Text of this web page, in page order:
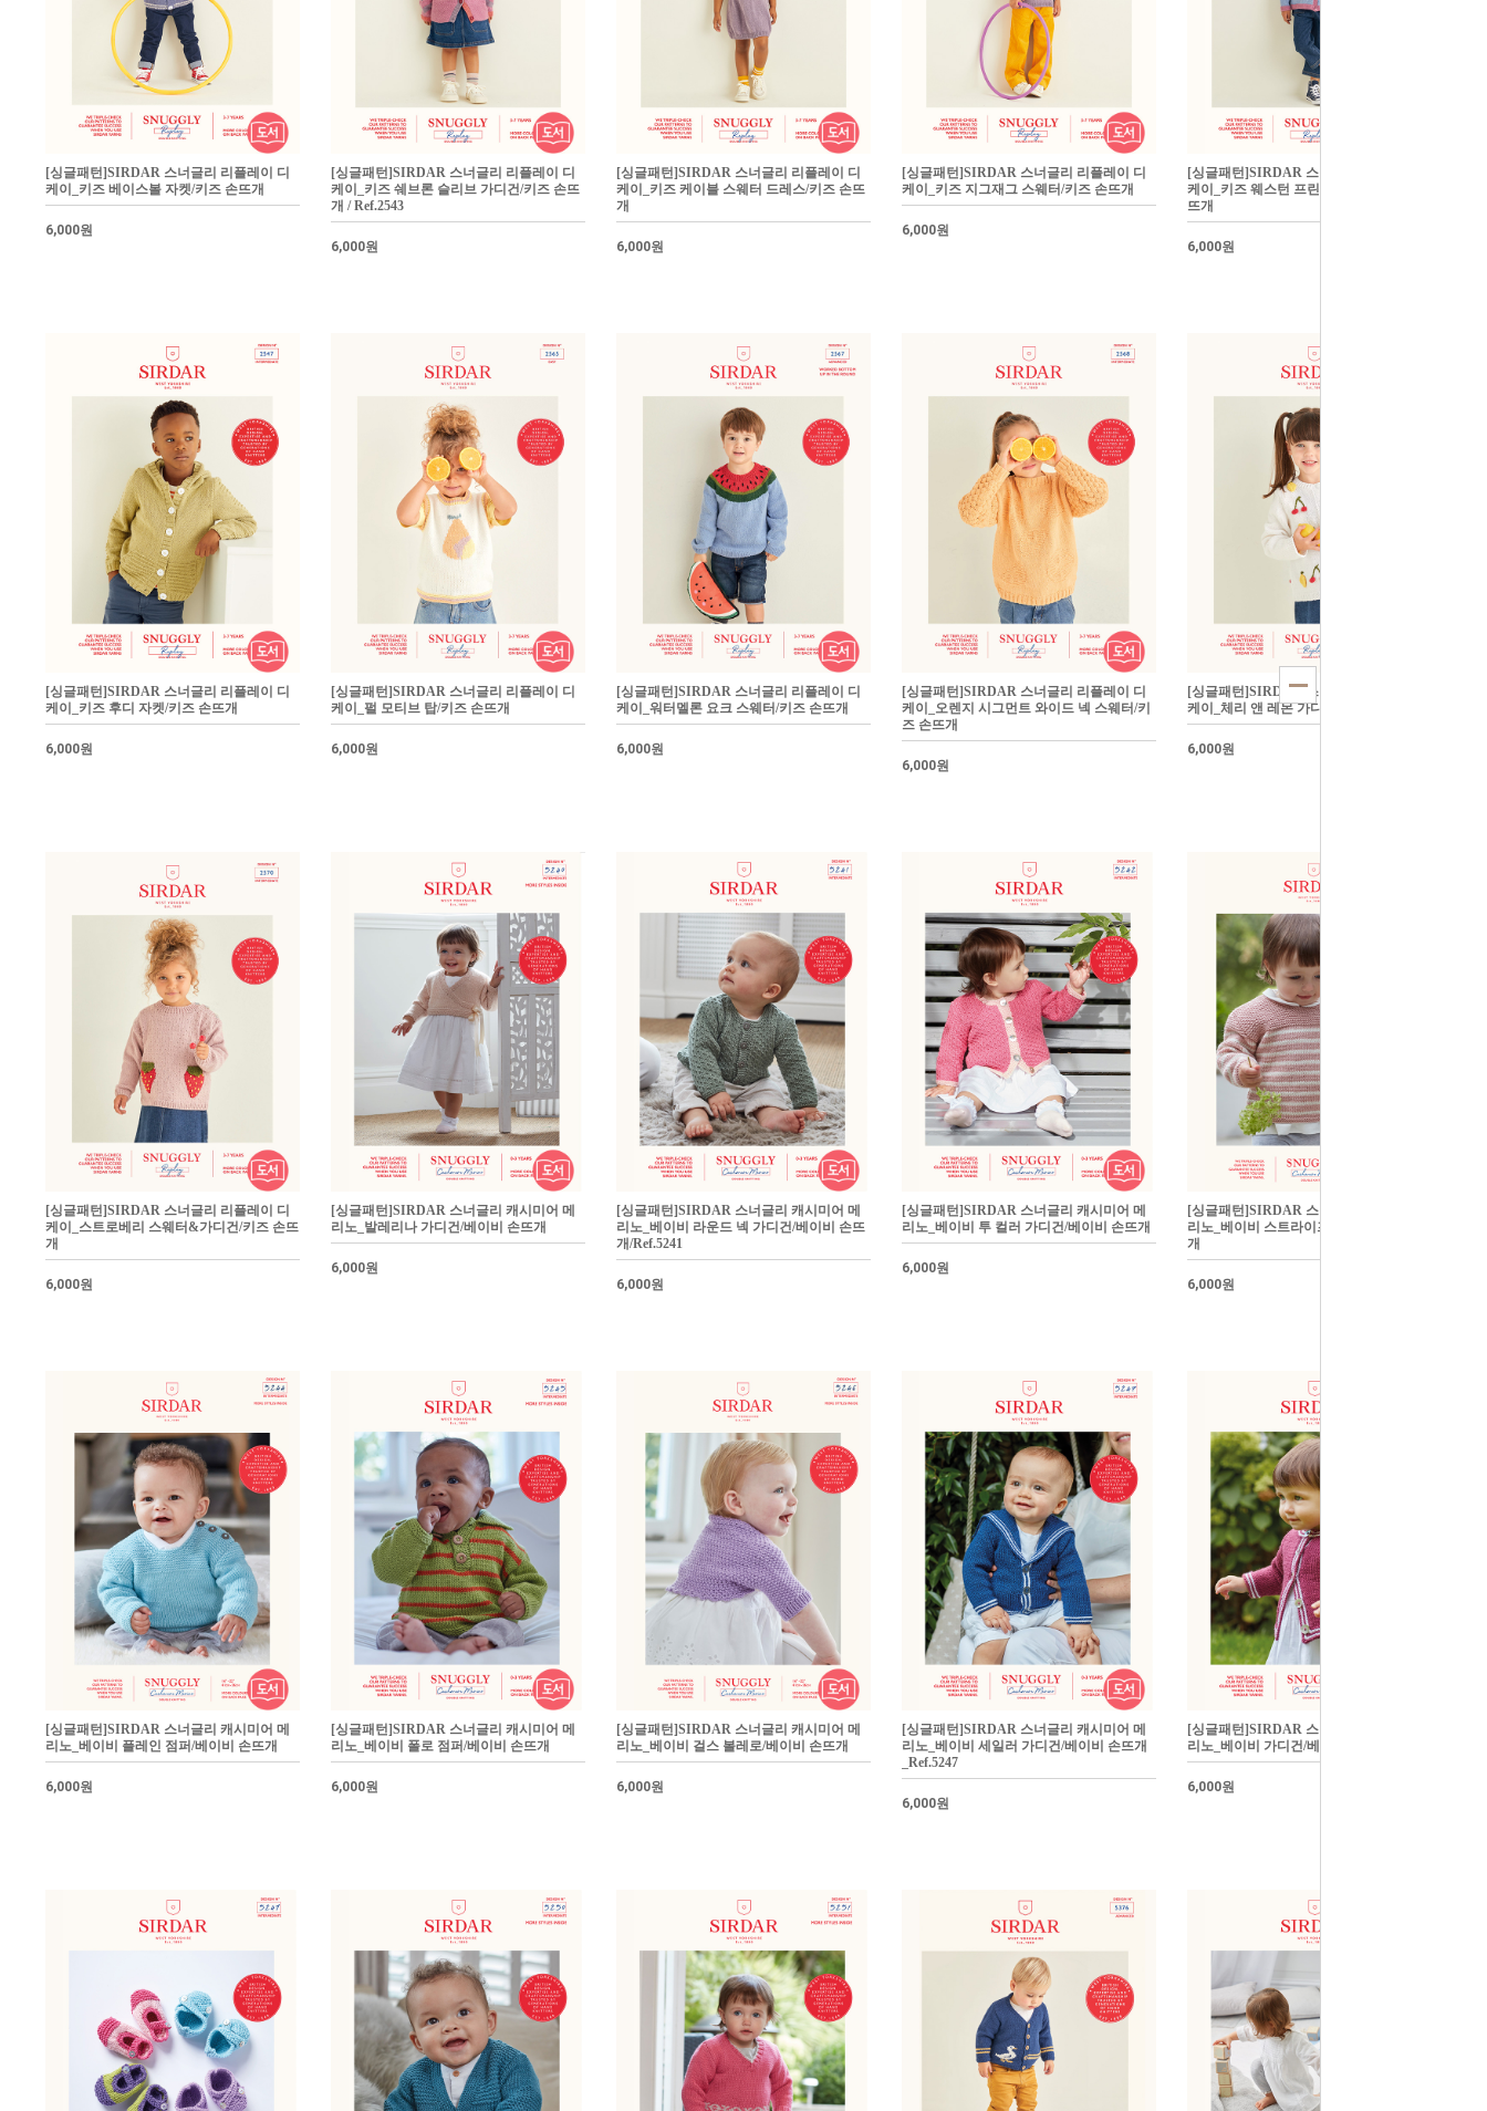
[싱글패턴]SIRDAR 스너글리 리플레이 디
케이_키즈 베이스볼 자켓/키즈 손뜨개
6,000원
[싱글패턴]SIRDAR 스너글리 리플레이 디
케이_키즈 쉐브론 슬리브 가디건/키즈 손뜨
개 / Ref.2543
6,000원
[싱글패턴]SIRDAR 스너글리 리플레이 디
케이_키즈 케이블 스웨터 드레스/키즈 손뜨
개
6,000원
[싱글패턴]SIRDAR 스너글리 리플레이 디
케이_키즈 지그재그 스웨터/키즈 손뜨개
6,000원
[싱글패턴]SIRDAR 스너글리 리플레이 디
케이_키즈 웨스턴 프린지드 가디건/키즈 손
뜨개
6,000원
[싱글패턴]SIRDAR 스너글리 리플레이 디
케이_키즈 후디 자켓/키즈 손뜨개
6,000원
[싱글패턴]SIRDAR 스너글리 리플레이 디
케이_펄 모티브 탑/키즈 손뜨개
6,000원
[싱글패턴]SIRDAR 스너글리 리플레이 디
케이_워터멜론 요크 스웨터/키즈 손뜨개
6,000원
[싱글패턴]SIRDAR 스너글리 리플레이 디
케이_오렌지 시그먼트 와이드 넥 스웨터/키
즈 손뜨개
6,000원
[싱글패턴]SIRDAR 스너글리 리플레이 디
케이_체리 앤 레몬 가디건/키즈 손뜨개
6,000원
[싱글패턴]SIRDAR 스너글리 리플레이 디
케이_스트로베리 스웨터&가디건/키즈 손뜨
개
6,000원
[싱글패턴]SIRDAR 스너글리 캐시미어 메
리노_발레리나 가디건/베이비 손뜨개
6,000원
[싱글패턴]SIRDAR 스너글리 캐시미어 메
리노_베이비 라운드 넥 가디건/베이비 손뜨
개/Ref.5241
6,000원
[싱글패턴]SIRDAR 스너글리 캐시미어 메
리노_베이비 투 컬러 가디건/베이비 손뜨개
6,000원
[싱글패턴]SIRDAR 스너글리 캐시미어 메
리노_베이비 스트라이프 점퍼/베이비 손뜨
개
6,000원
[싱글패턴]SIRDAR 스너글리 캐시미어 메
리노_베이비 플레인 점퍼/베이비 손뜨개
6,000원
[싱글패턴]SIRDAR 스너글리 캐시미어 메
리노_베이비 폴로 점퍼/베이비 손뜨개
6,000원
[싱글패턴]SIRDAR 스너글리 캐시미어 메
리노_베이비 걸스 볼레로/베이비 손뜨개
6,000원
[싱글패턴]SIRDAR 스너글리 캐시미어 메
리노_베이비 세일러 가디건/베이비 손뜨개
_Ref.5247
6,000원
[싱글패턴]SIRDAR 스너글리 캐시미어 메
리노_베이비 가디건/베이비 손뜨개
6,000원